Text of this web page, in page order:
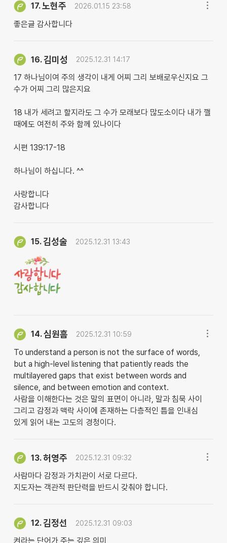
17.노현주 2026.01.15 23:58
좋은글 감사합니다
16.김미성 2025.12.31 14:17
17 하나님이여 주의 생각이 내게 어찌 그리 보배로우신지요 그
수가 어찌 그리 많은지요
18 내가 세려고 할지라도 그 수가 모래보다 많도소이다 내가 깰
때에도 여전히 주와 함께 있나이다
시편 139:17-18
하나님이 하십니다. ^^
사랑합니다
감사합니다
15.김성술 2025.12.31 13:43
14.심원흠 2025.12.31 10:59
To understand a person is not the surface of words,
but a high-level listening that patiently reads the
multilayered gaps that exist between words and
silence, and between emotion and context.
사람을 이해한다는 것은 말의 표면이 아니라, 말과 침묵 사이
그리고 감정과 맥락 사이에 존재하는 다층적인 틈을 인내심
있게 읽어 내는 고도의 경청이다.
13.허영주 2025.12.31 09:32
사람마다 감정과 가치관이 서로 다르다.
지도자는 객관적 판단력을 반드시 갖춰야 합니다.
12.김정선 2025.12.31 09:03
켜라는 단어가 주는 깊은 의미